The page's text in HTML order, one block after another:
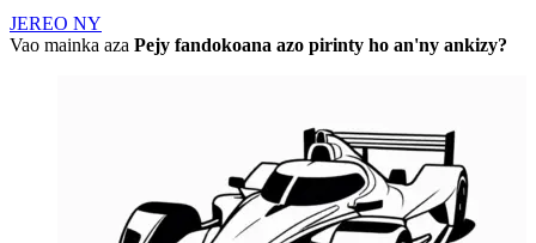
JEREO NY
Vao mainka aza Pejy fandokoana azo pirinty ho an'ny ankizy?